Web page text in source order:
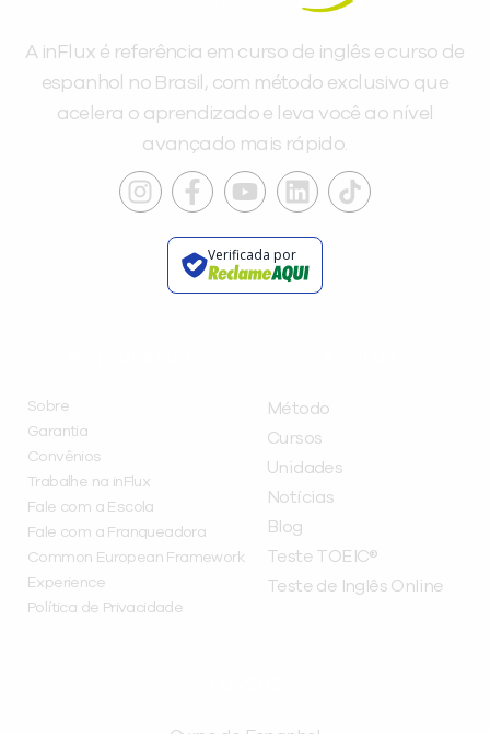
A inFlux é referência em curso de inglês e curso de
espanhol no Brasil, com método exclusivo que
acelera o aprendizado e leva você ao nível
avançado mais rápido.
Verificada por
Sobre
Garantia
Convênios
Trabalhe na inFlux
Fale com a Escola
Fale com a Franqueadora
Common European Framework
Experience
Política de Privacidade
Método
Cursos
Unidades
Notícias
Blog
Teste TOEIC®
Teste de Inglês Online